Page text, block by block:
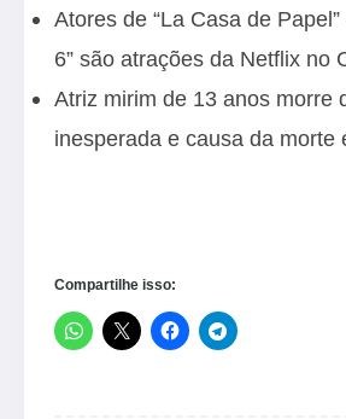
Atores de “La Casa de
6” são atrações da Netflix no
Atriz mirim de 13 anos morre
inesperada e causa da morte
Compartilhe isso: